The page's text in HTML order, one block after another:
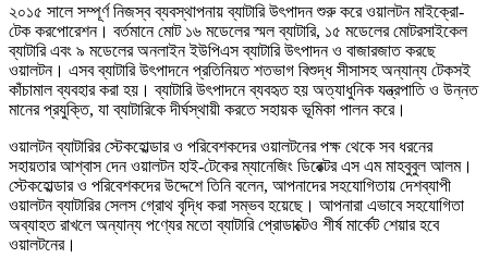
২০১৫ সালে সম্পূর্ণ নিজস্ব ব্যবস্থাপনায় ব্যাটারি উৎপাদন শুরু করে ওয়ালটন মাইক্রো-
টেক করপোরেশন। বর্তমানে মোট ১৬ মডেলের স্মল ব্যাটারি, ১৫ মডেলের মোটরসাইকেল
ব্যাটারি এবং ৯ মডেলের অনলাইন ইউপিএস ব্যাটারি উৎপাদন ও বাজারজাত করছে
ওয়ালটন। এসব ব্যাটারি উৎপাদনে প্রতিনিয়ত শতভাগ বিশুদ্ধ সীসাসহ অন্যান্য টেকসই
কাঁচামাল ব্যবহার করা হয়। ব্যাটারি উৎপাদনে ব্যবহৃত হয় অত্যাধুনিক যন্ত্রপাতি ও উন্নত
মানের প্রযুক্তি, যা ব্যাটারিকে দীর্ঘস্থায়ী করতে সহায়ক ভূমিকা পালন করে।
ওয়ালটন ব্যাটারির স্টেকহোল্ডার ও পরিবেশকদের ওয়ালটনের পক্ষ থেকে সব ধরনের
সহায়তার আশ্বাস দেন ওয়ালটন হাই-টেকের ম্যানেজিং ডিরেক্টর এস এম মাহবুবুল আলম।
স্টেকহোল্ডার ও পরিবেশকদের উদ্দেশে তিনি বলেন, আপনাদের সহযোগিতায় দেশব্যাপী
ওয়ালটন ব্যাটারির সেলস গ্রোথ বৃদ্ধি করা সম্ভব হয়েছে। আপনারা এভাবে সহযোগিতা
অব্যাহত রাখলে অন্যান্য পণ্যের মতো ব্যাটারি প্রোডাক্টেও শীর্ষ মার্কেট শেয়ার হবে
ওয়ালটনের।